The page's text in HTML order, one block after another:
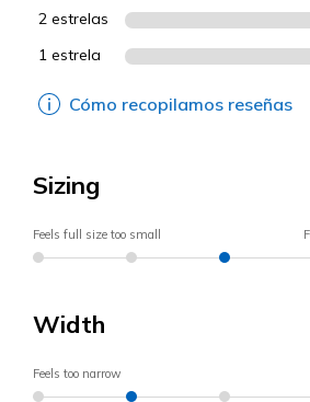
2 estrelas
1 estrela
Cómo recopilamos reseñas
Sizing
Feels full size too small
Width
Feels too narrow